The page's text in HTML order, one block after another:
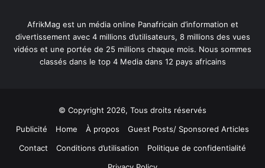
AfrikMag est un média online Panafricain d’information et
divertissement avec 4 millions d’utilisateurs, 8 millions des vues
vidéos et une portée de 25 millions chaque mois. Nous sommes
classés dans le top 4 Media dans 12 pays africains
© Copyright 2026, Tous droits réservés
Publicité
Home À propos
Guest Posts/ Sponsored Articles
Contact
Conditions d’utilisation
Politique de confidentialité